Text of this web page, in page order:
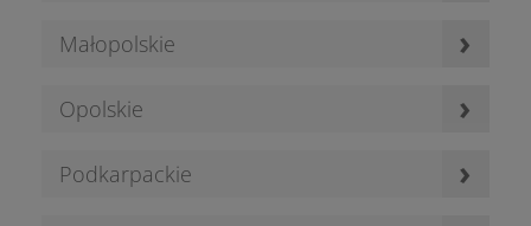
Małopolskie ›
Opolskie ›
Podkarpackie ›